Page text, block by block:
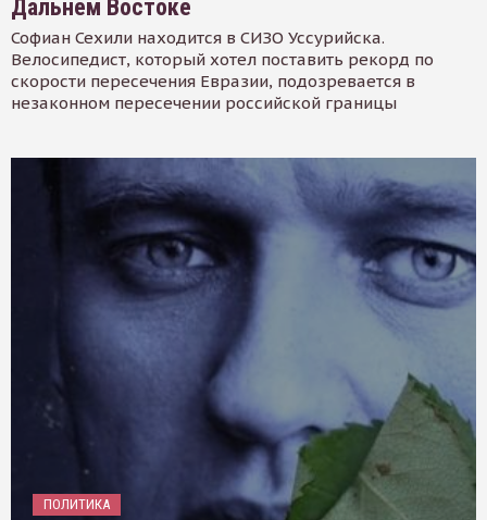
Дальнем Востоке
Софиан Сехили находится в СИЗО Уссурийска.
Велосипедист, который хотел поставить рекорд по
скорости пересечения Евразии, подозревается в
незаконном пересечении российской границы
ПОЛИТИКА